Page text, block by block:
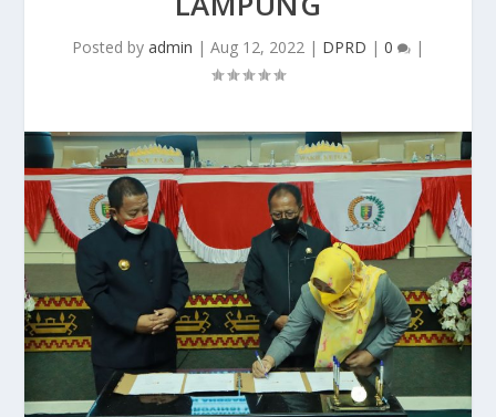
Posted by admin | Aug 12, 2022 | DPRD | 0 |